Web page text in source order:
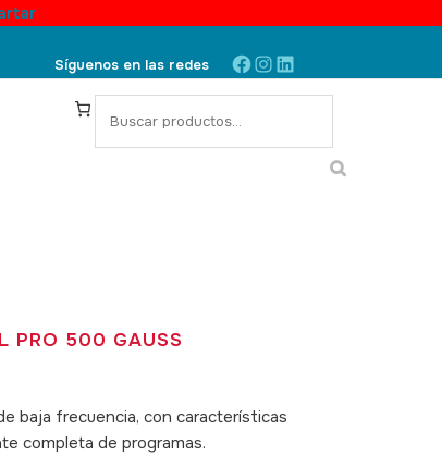
Síguenos en las redes Facebook
Instagram
LinkedIn
S
PRO 500 GAUSS
baja frecuencia, con características
completa de programas.